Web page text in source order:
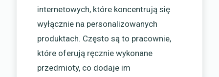
internetowych, które koncentrują się
wyłącznie na personalizowanych
produktach. Często są to pracownie,
które oferują ręcznie wykonane
przedmioty, co dodaje im